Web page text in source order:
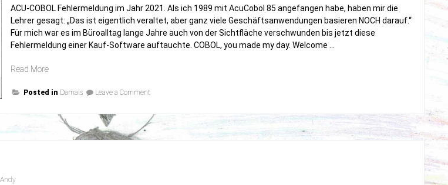
ACU-COBOL Fehlermeldung im Jahr 2021. Als ich 1989 mit AcuCobol 85 angefangen habe, haben mir die
Lehrer gesagt: „Das ist eigentlich veraltet, aber ganz viele Geschäftsanwendungen basieren NOCH darauf.“
Für mich war es im Büroalltag lange Jahre auch von der Sichtfläche verschwunden bis jetzt diese
Fehlermeldung einer Kauf-Software auftauchte. COBOL, you made my day. Welcome …
Read More„COBOL
back“
Posted in Damals Leave a Commenton
back
Andy